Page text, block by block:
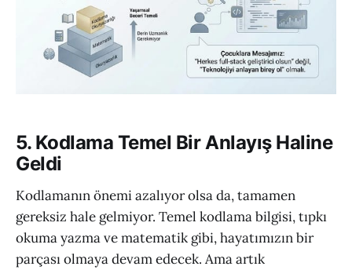
5. Kodlama Temel Bir Anlayış Haline
Geldi
Kodlamanın önemi azalıyor olsa da, tamamen
gereksiz hale gelmiyor. Temel kodlama bilgisi, tıpkı
okuma yazma ve matematik gibi, hayatımızın bir
parçası olmaya devam edecek. Ama artık